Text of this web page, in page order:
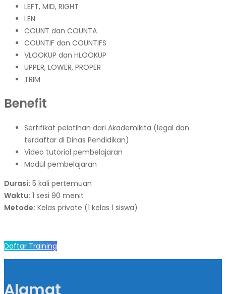
LEFT, MID, RIGHT
LEN
COUNT dan COUNTA
COUNTIF dan COUNTIFS
VLOOKUP dan HLOOKUP
UPPER, LOWER, PROPER
TRIM
Benefit
Sertifikat pelatihan dari Akademikita (legal dan
terdaftar di Dinas Pendidikan)
Video tutorial pembelajaran
Modul pembelajaran
Durasi: 5 kali pertemuan
Waktu: 1 sesi 90 menit
Metode: Kelas private (1 kelas 1 siswa)
Daftar Training